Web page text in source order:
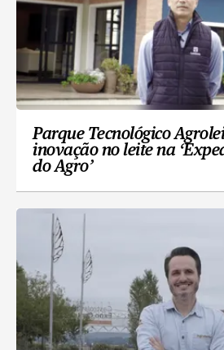
Parque Tecnológico
inovação no leite na
do Agro’